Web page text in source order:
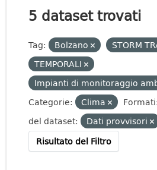
5 dataset trovati
Tag: Bolzano
STORM
TEMPORALI
Impianti di monitoraggio
Categorie:
Clima Formati:
del dataset:
Dati provvisori
Risultato del Filtro